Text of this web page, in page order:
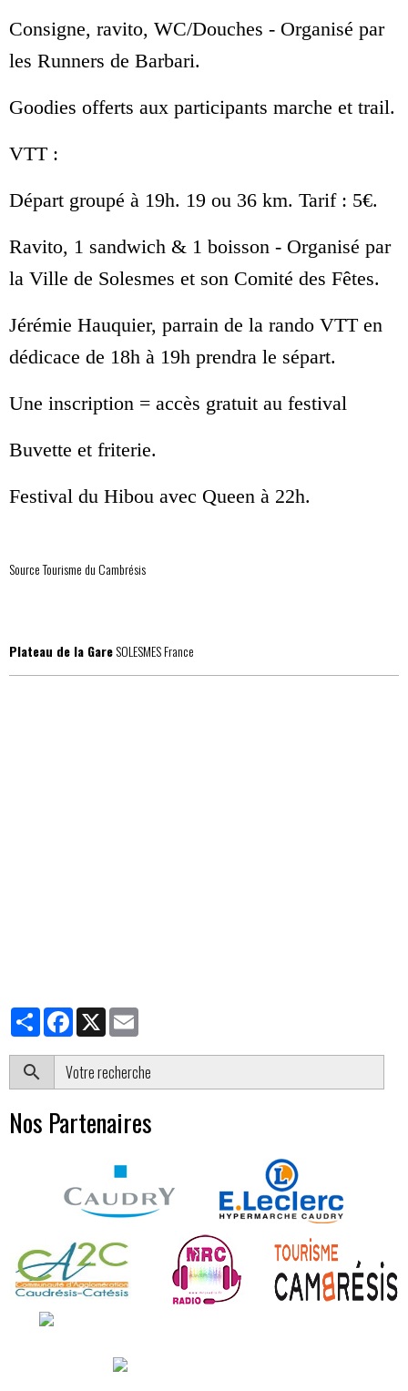
Consigne, ravito, WC/Douches - Organisé par
les Runners de Barbari.
Goodies offerts aux participants marche et trail.
VTT :
Départ groupé à 19h. 19 ou 36 km. Tarif : 5€.
Ravito, 1 sandwich & 1 boisson - Organisé par
la Ville de Solesmes et son Comité des Fêtes.
Jérémie Hauquier, parrain de la rando VTT en
dédicace de 18h à 19h prendra le sépart.
Une inscription = accès gratuit au festival
Buvette et friterie.
Festival du Hibou avec Queen à 22h.
Source Tourisme du Cambrésis
Plateau de la GareSOLESMES France
PartagerFacebook
X
Nos Partenaires